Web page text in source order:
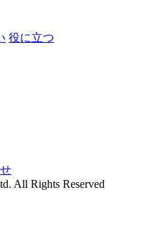
役に立つ
All Rights Reserved